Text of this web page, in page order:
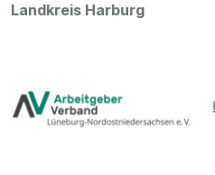
Landkreis Harburg